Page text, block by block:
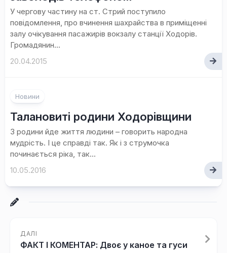
У чергову частину на ст. Стрий поступило
повідомлення, про вчинення шахрайства в приміщенні
залу очікування пасажирів вокзалу станції Ходорів.
Громадянин...
20.04.2015
Новини
Талановиті родини Ходорівщини
З родини йде життя людини – говорить народна
мудрість. І це справді так. Як і з струмочка
починається ріка, так...
10.05.2016
ДАЛІ
ФАКТ І КОМЕНТАР: Двоє у каное та гуси